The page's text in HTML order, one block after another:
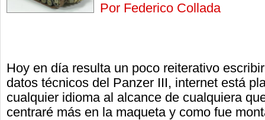
Por Federico Collada
Hoy en día resulta un poco reiterativo
datos técnicos del Panzer III, internet está
cualquier idioma al alcance de cualquiera
centraré más en la maqueta y como fue